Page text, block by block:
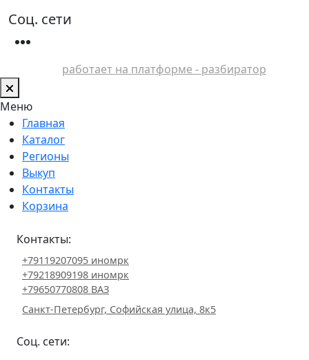
Соц. сети
работает на платформе - разбиратор
Меню
Главная
Каталог
Регионы
Выкуп
Контакты
Корзина
Контакты:
+79119207095 иномрк
+79218909198 иномрк
+79650770808 ВАЗ
Санкт-Петербург, Софийская улица, 8к5
Соц. сети: